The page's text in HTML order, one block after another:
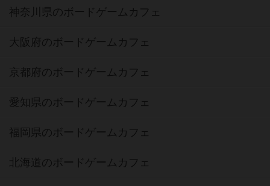
神奈川県のボードゲームカフェ
大阪府のボードゲームカフェ
京都府のボードゲームカフェ
愛知県のボードゲームカフェ
福岡県のボードゲームカフェ
北海道のボードゲームカフェ